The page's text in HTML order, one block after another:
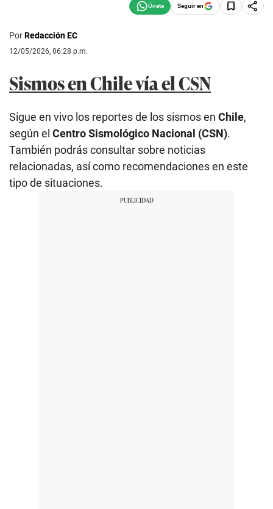
Seguir en
PorRedacción EC
12/05/2026, 06:28 p.m.
Sismos en Chile vía el CSN
Sigue en vivo los reportes de los sismos en Chile,
según el Centro Sismológico Nacional (CSN).
También podrás consultar sobre noticias
relacionadas, así como recomendaciones en este
tipo de situaciones.